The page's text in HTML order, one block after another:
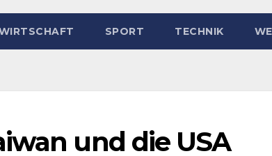
SPORT TECHNIK
und die USA